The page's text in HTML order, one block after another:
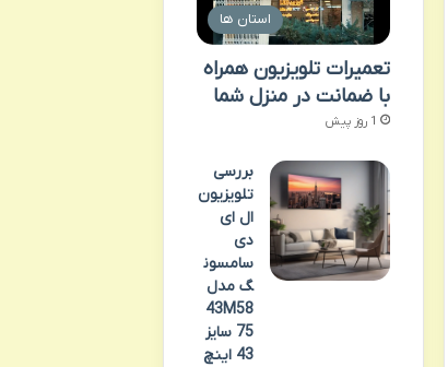
استان ها
تعمیرات تلویزیون همراه
با ضمانت در منزل شما
1 روز پیش
بررسی
تلویزیون
ال ای
دی
سامسون
گ مدل
43M58
75 سایز
43 اینچ